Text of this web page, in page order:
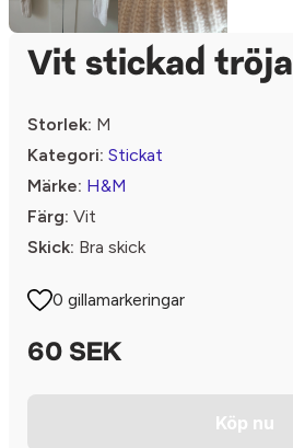
Vit stickad tröja
Storlek: M
Kategori: Stickat
Märke: H&M
Färg: Vit
Skick: Bra skick
0 gillamarkeringar
60 SEK
Köp nu